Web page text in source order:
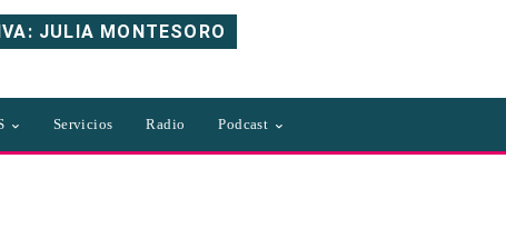
JULIA MONTESORO
Servicios Radio Podcast